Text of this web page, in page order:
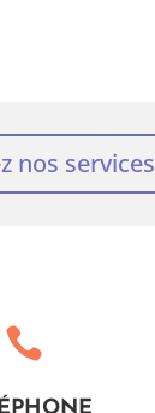
nos services
